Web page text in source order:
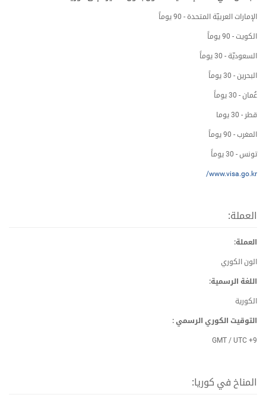
الإمارات العربیّة المتحدة - 90 یوماً
الكویت - 90 یوماً
السعودیّة - 30 یوماً
البحرین - 30 یوماً
عُمان - 30 یوماً
قطر - 30 یوما
المغرب - 90 یوماً
تونس - 30 یوماً
www.visa.go.kr/
العملة:
العملة:
الون الكوري
اللغة الرسمية:
الكوریة
التوقیت الكوري الرسمي :
GMT / UTC +9
المناخ في كوريا: